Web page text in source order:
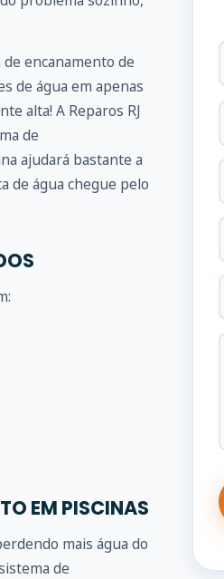
encanamento de
de água em apenas
alta! A Reparos RJ
de
ajudará bastante a
de água chegue pelo
EM PISCINAS
mais água do
de